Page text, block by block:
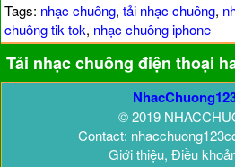
Tags: nhạc chuông, tải nhạc chuông,
chuông tik tok, nhạc chuông iphone
Tải nhạc chuông điện thoại
© 2019
Contact:
Giới thiệu, Điều